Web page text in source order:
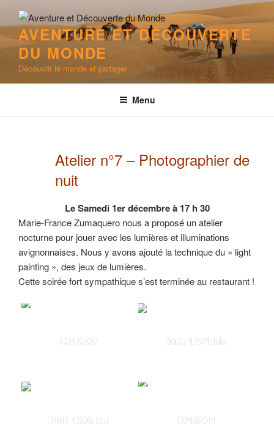
contenu
principal
AVENTURE ET DÉCOUVERTE
DU MONDE
Découvrir le monde et partager
Menu
Atelier n°7 – Photographier de
nuit
Le Samedi 1er décembre à 17 h 30
Marie-France Zumaquero nous a proposé un atelier
nocturne pour jouer avec les lumières et illuminations
avignonnaises. Nous y avons ajouté la technique du « light
painting », des jeux de lumières.
Cette soirée fort sympathique s’est terminée au restaurant !
C018207 IMG 1291 bis
IMG 1306 ter C018224